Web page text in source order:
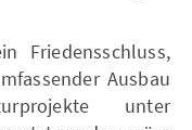
Friedensschluss,
Ausbau
unter